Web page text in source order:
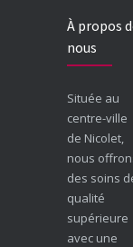
À propos
nous
Située au
centre-ville
de Nicolet,
nous
des soins
qualité
supérieure
avec une